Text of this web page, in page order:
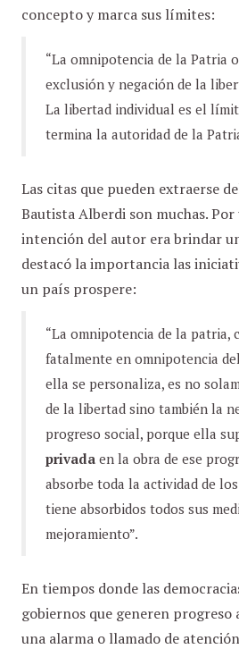
concepto y marca sus límites:
“La omnipotencia de la Patria
exclusión y negación de la
La libertad individual es el
termina la autoridad de la
Las citas que pueden extraerse
Bautista Alberdi son muchas.
intención del autor era brindar
destacó la importancia las
un país prospere:
“La omnipotencia de la patria,
fatalmente en omnipotencia
ella se personaliza, es no
de la libertad sino también la
progreso social, porque ella
privada en la obra de ese
absorbe toda la actividad de
tiene absorbidos todos sus
mejoramiento”.
En tiempos donde las
gobiernos que generen progreso
una alarma o llamado de